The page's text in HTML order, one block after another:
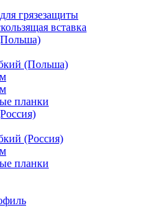
грязезащиты
вставка
(Польша)
планки
(Россия)
планки